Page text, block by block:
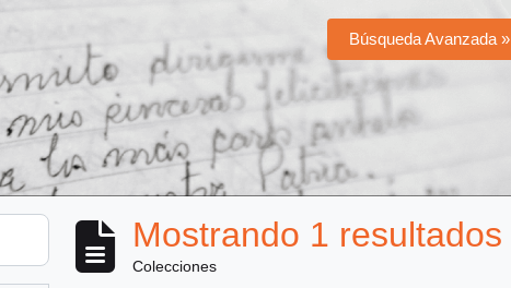
Búsqueda Avanzada »
Mostrando 1 resultados
Colecciones